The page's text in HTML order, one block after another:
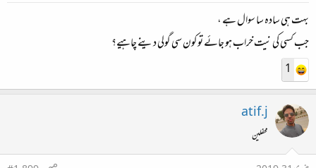
بہت ہی سادہ سا سوال ہے ،
جب کسی کی نیت خراب ہو جائے تو کون سی گولی دینے چاہیے؟
1
atif.j
محفلین